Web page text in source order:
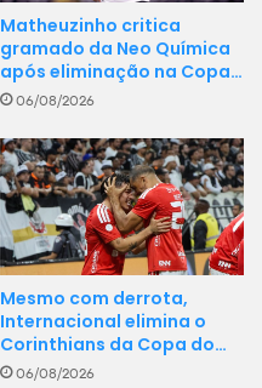
Matheuzinho critica
gramado da Neo Química
após eliminação na Copa…
06/08/2026
Mesmo com derrota,
Internacional elimina o
Corinthians da Copa do…
06/08/2026